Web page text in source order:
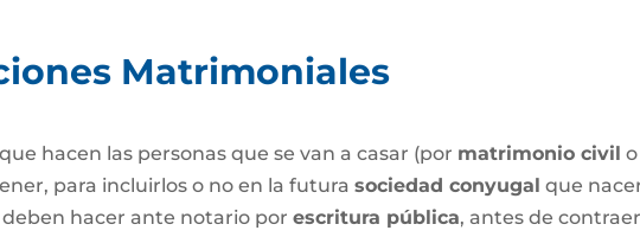
Matrimoniales
hacen las personas que se van a casar (por matrimonio civil o
para incluirlos o no en la futurasociedad conyugal que
deben hacer ante notario porescritura pública, antes de